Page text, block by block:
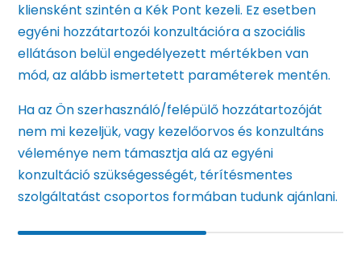
kliensként szintén a Kék Pont kezeli. Ez esetben
egyéni hozzátartozói konzultációra a szociális
ellátáson belül engedélyezett mértékben van
mód, az alább ismertetett paraméterek mentén.
Ha az Ön szerhasználó/felépülő hozzátartozóját
nem mi kezeljük, vagy kezelőorvos és konzultáns
véleménye nem támasztja alá az egyéni
konzultáció szükségességét, térítésmentes
szolgáltatást csoportos formában tudunk ajánlani.